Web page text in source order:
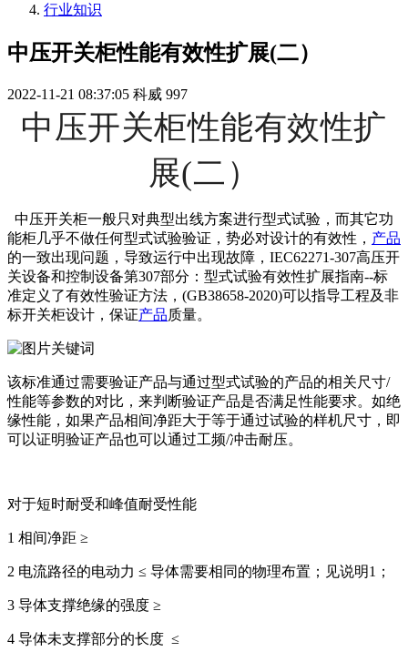
行业知识
中压开关柜性能有效性扩展(二）
2022-11-21 08:37:05 科威 997
中压开关柜性能有效性扩
展(二）
中压开关柜一般只对典型出线方案进行型式试验，而其它功
能柜几乎不做任何型式试验验证，势必对设计的有效性， 产品
的一致出现问题，导致运行中出现故障，IEC62271-307高压开
关设备和控制设备第307部分：型式试验有效性扩展指南--标
准定义了有效性验证方法，(GB38658-2020)可以指导工程及非
标开关柜设计，保证产品质量。
该标准通过需要验证产品与通过型式试验的产品的相关尺寸/
性能等参数的对比，来判断验证产品是否满足性能要求。如绝
缘性能，如果产品相间净距大于等于通过试验的样机尺寸，即
可以证明验证产品也可以通过工频/冲击耐压。
对于短时耐受和峰值耐受性能
1 相间净距 ≥
2 电流路径的电动力 ≤ 导体需要相同的物理布置；见说明1；
3 导体支撑绝缘的强度 ≥
4 导体未支撑部分的长度 ≤